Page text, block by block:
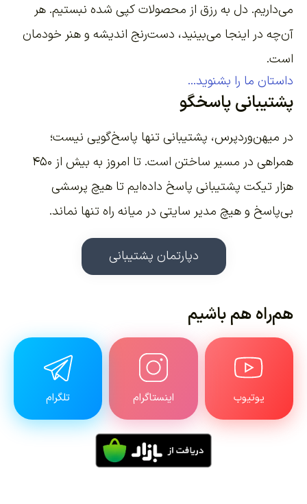
می‌داریم. دل به رزق از محصولات کپی شده نبستیم. هر
آن‌چه در اینجا می‌بینید، دست‌رنج اندیشه و هنر خودمان
است.
داستان ما را بشنوید...
پشتیبانی پاسخگو
در میهن‌وردپرس، پشتیبانی تنها پاسخ‌گویی نیست؛
همراهی در مسیر ساختن است. تا امروز به بیش از ۴۵۰
هزار تیکت پشتیبانی پاسخ داده‌ایم تا هیچ پرسشی
بی‌پاسخ و هیچ مدیر سایتی در میانه راه تنها نماند.
دپارتمان پشتیبانی
هم‌راه هم باشیم
یوتیوب اینستاگرام تلگرام